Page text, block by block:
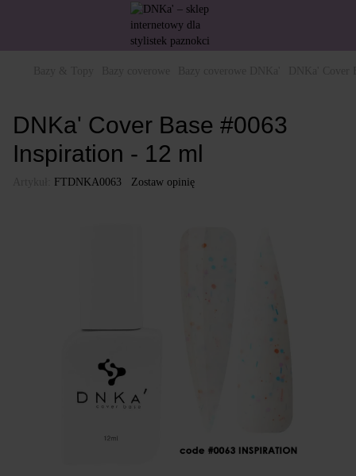
DNKa' Cover Base #0063
Inspiration - 12 ml
FTDNKA0063 Zostaw opinię